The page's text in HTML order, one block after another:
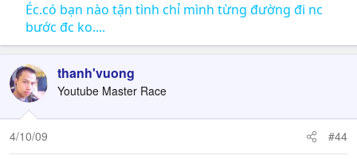
Éc.có bạn nào tận tình chỉ mình từng đường đi nc
bước đc ko....
thanh'vuong
Youtube Master Race
4/10/09 #44